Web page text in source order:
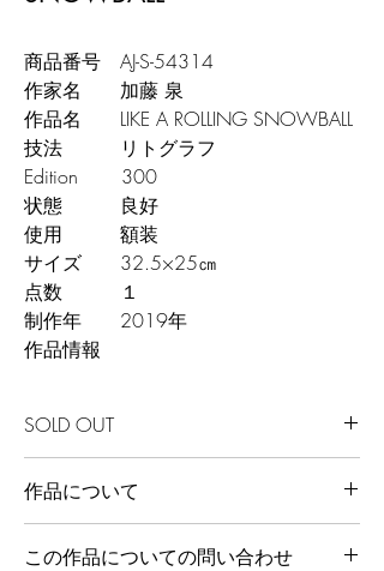
商品番号 AJ-S-54314
作家名 加藤 泉
作品名 LIKE A ROLLING SNOWBALL
技法 リトグラフ
Edition 300
状態 良好
使用 額装
サイズ 32.5×25㎝
点数 １
制作年 2019年
作品情報
SOLD OUT
作品について
この作品についての問い合わせ